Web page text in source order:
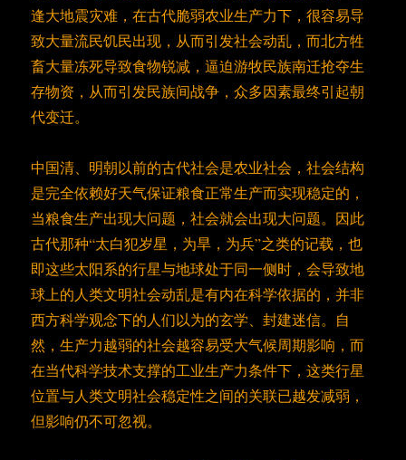
逢大地震灾难，在古代脆弱农业生产力下，很容易导
致大量流民饥民出现，从而引发社会动乱，而北方牲
畜大量冻死导致食物锐减，逼迫游牧民族南迁抢夺生
存物资，从而引发民族间战争，众多因素最终引起朝
代变迁。
中国清、明朝以前的古代社会是农业社会，社会结构
是完全依赖好天气保证粮食正常生产而实现稳定的，
当粮食生产出现大问题，社会就会出现大问题。因此
古代那种“太白犯岁星，为旱，为兵”之类的记载，也
即这些太阳系的行星与地球处于同一侧时，会导致地
球上的人类文明社会动乱是有内在科学依据的，并非
西方科学观念下的人们以为的玄学、封建迷信。自
然，生产力越弱的社会越容易受大气候周期影响，而
在当代科学技术支撑的工业生产力条件下，这类行星
位置与人类文明社会稳定性之间的关联已越发减弱，
但影响仍不可忽视。